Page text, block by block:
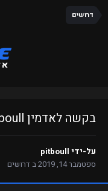
דרושים
בקשה לאדמין pitboull
על-ידי pitboull
ספטמבר 14, 2019
בדרושים